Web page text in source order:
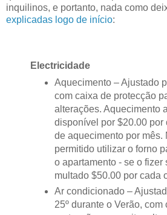
inquilinos, e portanto, nada como
explicadas logo de início:
Electricidade
Aquecimento – Ajustado
com caixa de protecção
alterações. Aquecimento
disponível por $20.00 por
de aquecimento por mês.
permitido utilizar o forno
o apartamento - se o fizer
multado $50.00 por cada
Ar condicionado –
25º durante o Verão, com